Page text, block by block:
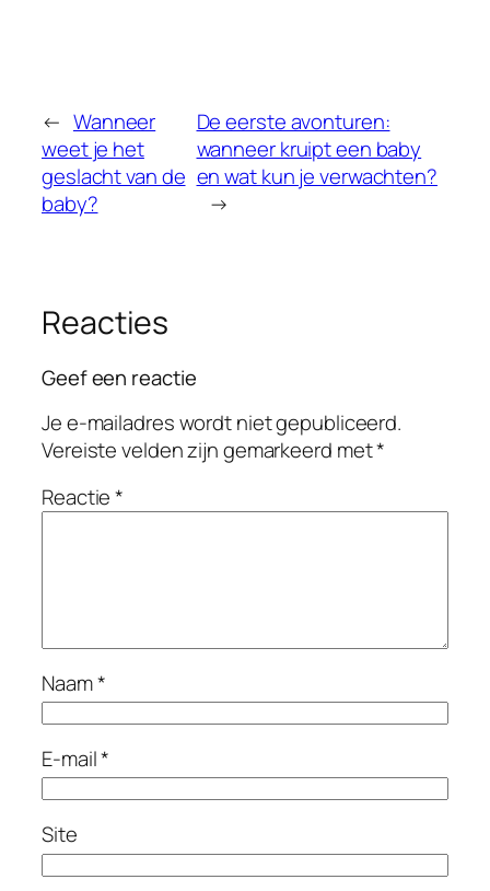
← Wanneer
weet je het
geslacht van de
baby?
De eerste avonturen:
wanneer kruipt een baby
en wat kun je verwachten?
→
Reacties
Geef een reactie
Je e-mailadres wordt niet gepubliceerd.
Vereiste velden zijn gemarkeerd met*
Reactie*
Naam*
E-mail*
Site